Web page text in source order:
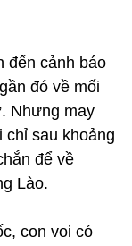
đến cảnh báo
đó về mối
Nhưng may
chỉ sau khoảng
để về
Lào.
con voi có